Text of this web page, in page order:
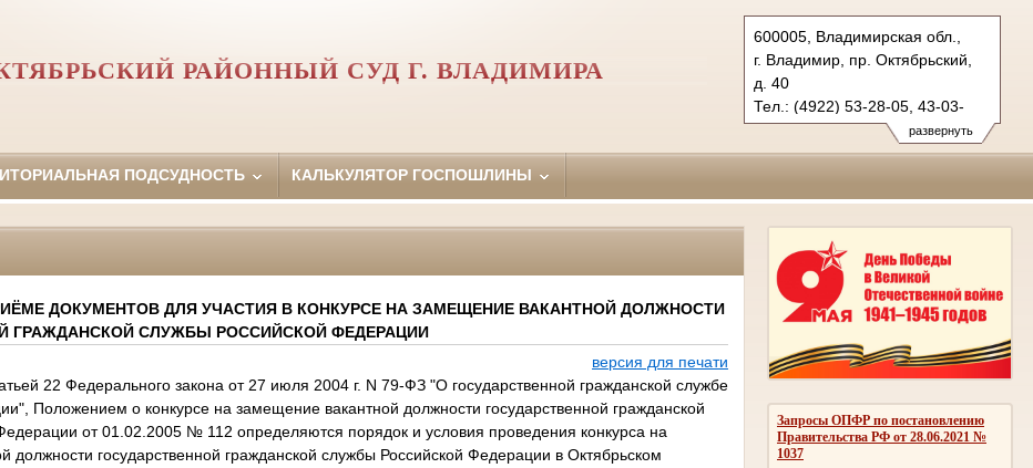
развернуть
600005, Владимирская обл.,
г. Владимир, пр. Октябрьский,
д. 40
Тел.: (4922) 53-28-05, 43-03-
66 (ф.)
oktiabrsky.wld@sudrf.ru
РАЙОННЫЙ СУД Г. ВЛАДИМИРА
ПОДСУДНОСТЬ КАЛЬКУЛЯТОР ГОСПОШЛИНЫ
Запросы ОПФР по постановлению
Правительства РФ от 28.06.2021 №
1037
ДОКУМЕНТОВ ДЛЯ УЧАСТИЯ В КОНКУРСЕ НА ЗАМЕЩЕНИЕ ВАКАНТНОЙ ДОЛЖНОСТИ
ГРАЖДАНСКОЙ СЛУЖБЫ РОССИЙСКОЙ ФЕДЕРАЦИИ
версия для печати
22 Федерального закона от 27 июля 2004 г. N 79-ФЗ "О государственной гражданской службе
Положением о конкурсе на замещение вакантной должности государственной гражданской
от 01.02.2005 № 112 определяются порядок и условия проведения конкурса на
должности государственной гражданской службы Российской Федерации в Октябрьском